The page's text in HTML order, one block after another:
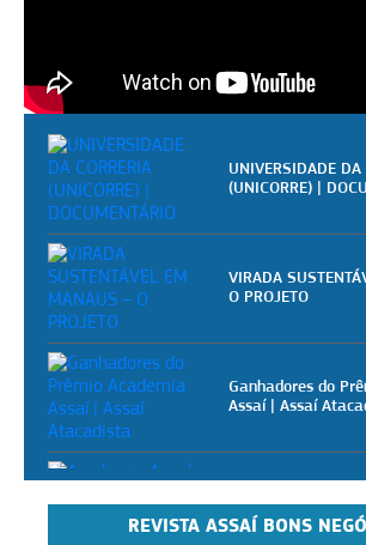
UNIVERSIDADE DA
(UNICORRE) |
VIRADA
O PROJETO
Ganhadores do
Assaí | Assaí
Academia Assaí -
gratuitas para
REVISTA ASSAÍ BONS